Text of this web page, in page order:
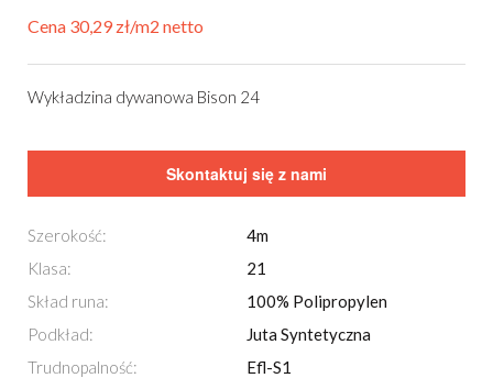
Cena 30,29 zł/m2 netto
Wykładzina dywanowa Bison 24
Skontaktuj się z nami
Szerokość:
4m
Klasa:
21
Skład runa:
100% Polipropylen
Podkład:
Juta Syntetyczna
Trudnopalność:
Efl-S1